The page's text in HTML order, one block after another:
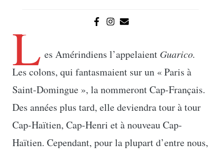
L es Amérindiens l’appelaient Guarico.
Les colons, qui fantasmaient sur un « Paris à
Saint-Domingue », la nommeront Cap-Français.
Des années plus tard, elle deviendra tour à tour
Cap-Haïtien, Cap-Henri et à nouveau Cap-
Haïtien. Cependant, pour la plupart d’entre nous,